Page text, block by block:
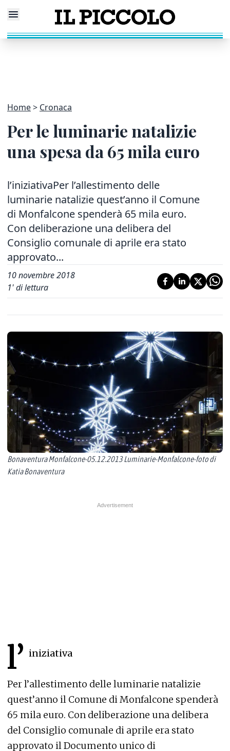
Home Cronaca
Per le luminarie natalizie
una spesa da 65 mila euro
l’iniziativaPer l’allestimento delle
luminarie natalizie quest’anno il Comune
di Monfalcone spenderà 65 mila euro.
Con deliberazione una delibera del
Consiglio comunale di aprile era stato
approvato...
10 novembre 2018
1' di lettura
Bonaventura Monfalcone-05.12.2013 Luminarie-Monfalcone-foto di
Katia Bonaventura
l’ iniziativa
Per l’allestimento delle luminarie natalizie
quest’anno il Comune di Monfalcone spenderà
65 mila euro. Con deliberazione una delibera
del Consiglio comunale di aprile era stato
approvato il Documento unico di